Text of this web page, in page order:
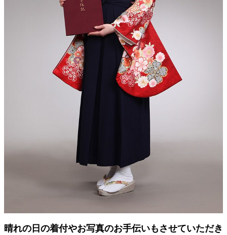
晴れの日の着付やお写真のお手伝いもさせていただき